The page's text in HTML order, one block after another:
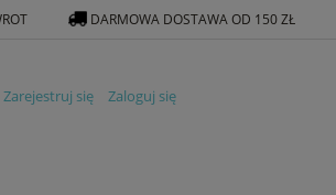
Zarejestruj się Zaloguj się
DARMOWA DOSTAWA OD 150 ZŁ